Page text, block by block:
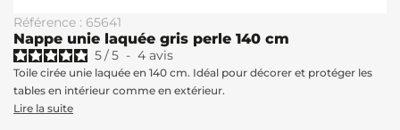
Référence : 65641
Nappe unie laquée gris perle 140 cm
5/5 - 4 avis
Toile cirée unie laquée en 140 cm. Idéal pour décorer et protéger les
tables en intérieur comme en extérieur.
Lire la suite